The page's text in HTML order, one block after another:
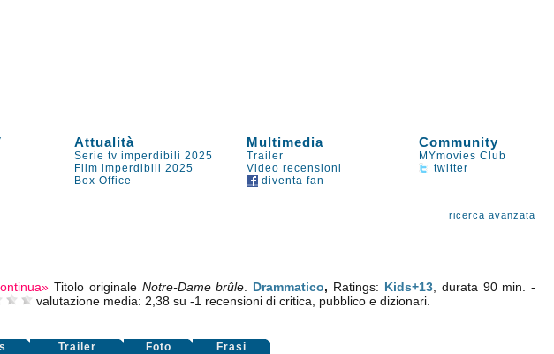
Attualità Multimedia Community
Serie tv imperdibili 2025 Trailer
MYmovies Club
Film imperdibili 2025 Video recensioni
twitter
Box Office diventa fan
ricerca avanzata
Titolo originale Notre-Dame brûle Drammatico, Ratings: Kids+13, durata 90 min. -
valutazione media: 2,38 su -1 recensioni di critica, pubblico e dizionari.
Trailer Foto Frasi